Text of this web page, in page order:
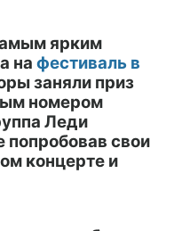
ярким
на фестиваль в
заняли приз
номером
Леди
свои
концерте и